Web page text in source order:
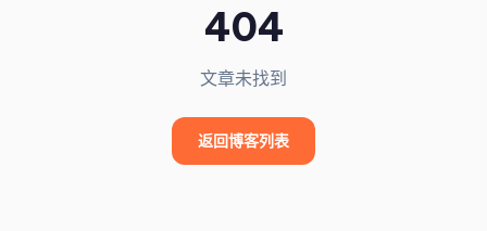
404
文章未找到
返回博客列表